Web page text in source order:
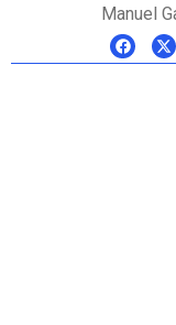
Manuel